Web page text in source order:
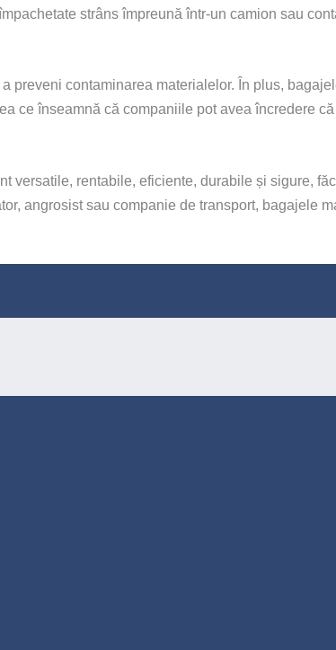
strâns împreună într-un camion sau
preveni contaminarea materialelor. În plus,
ce înseamnă că companiile pot avea încredere că
versatile, rentabile, eficiente, durabile și sigure,
angrosist sau companie de transport, bagajele